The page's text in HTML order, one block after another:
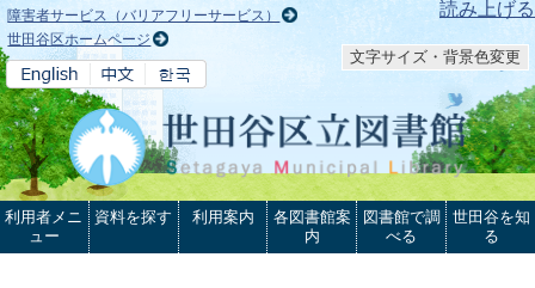
本文へ 読み上げる
障害者サービス（バリアフリーサービス）
世田谷区ホームページ
文字サイズ・背景色変更
利用者メニ
ュー
資料を探す 利用案内
各図書館案
内
図書館で調
べる
世田谷を知
る